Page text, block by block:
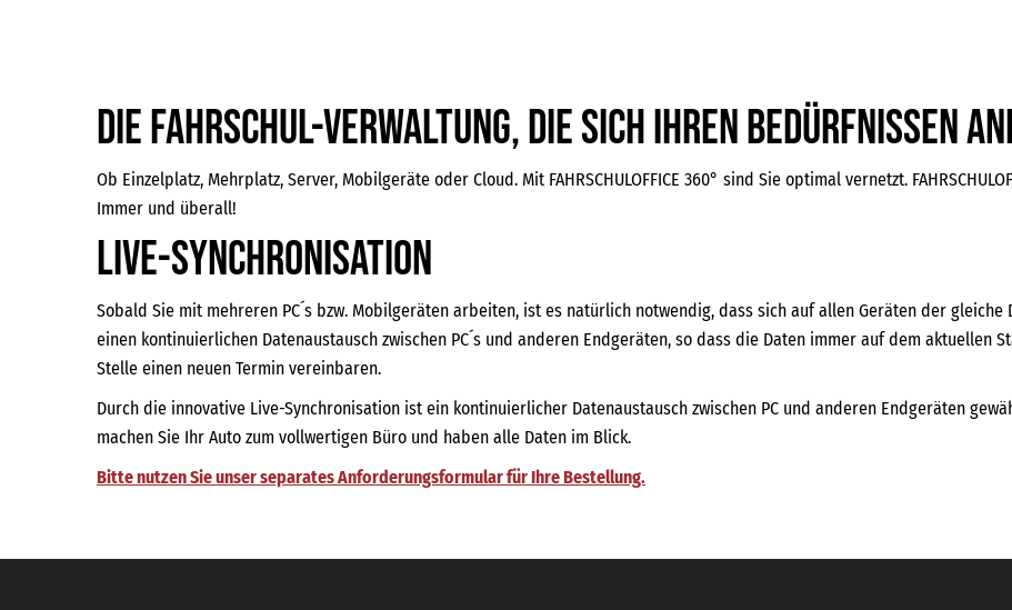
Die Fahrschul-Verwaltung, die sich Ihren Bedürfnissen
Ob Einzelplatz, Mehrplatz, Server, Mobilgeräte oder Cloud. Mit FAHRSCHULOFFICE 360° sind Sie optimal vernetzt.
Immer und überall!
Live-Synchronisation
Sobald Sie mit mehreren PC´s bzw. Mobilgeräten arbeiten, ist es natürlich notwendig, dass sich auf allen Geräten der gleiche
einen kontinuierlichen Datenaustausch zwischen PC´s und anderen Endgeräten, so dass die Daten immer auf dem aktuellen
Stelle einen neuen Termin vereinbaren.
Durch die innovative Live-Synchronisation ist ein kontinuierlicher Datenaustausch zwischen PC und anderen Endgeräten
machen Sie Ihr Auto zum vollwertigen Büro und haben alle Daten im Blick.
Bitte nutzen Sie unser separates Anforderungsformular für Ihre Bestellung.